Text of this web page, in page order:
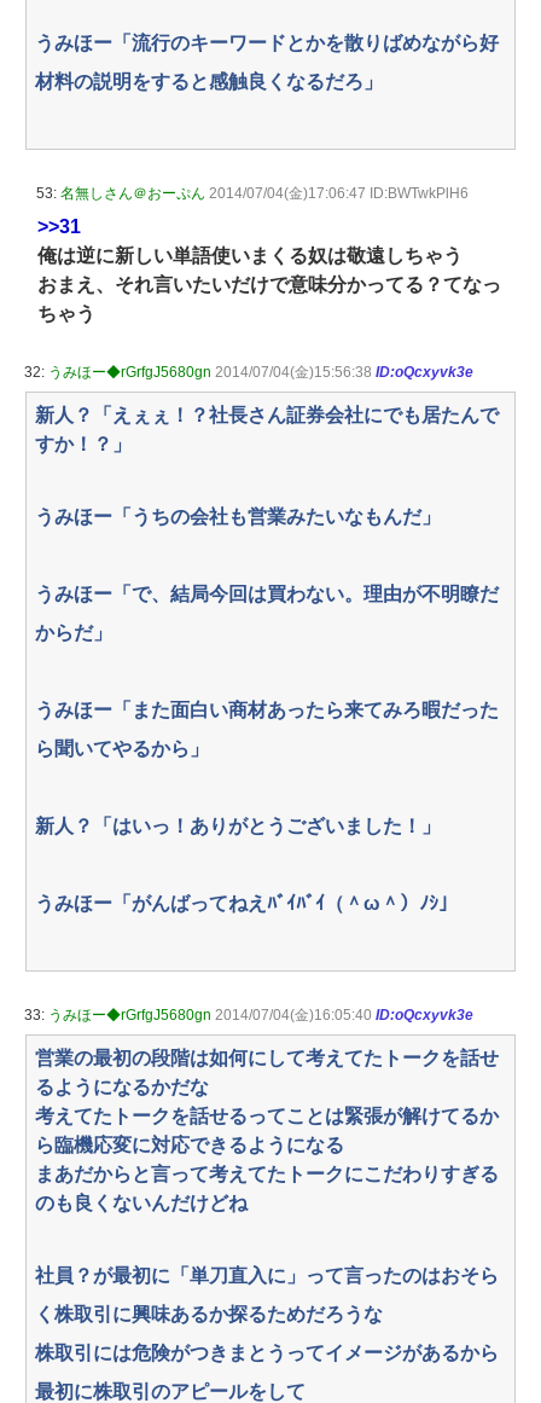
うみほー「流行のキーワードとかを散りばめながら好
材料の説明をすると感触良くなるだろ」
53: 名無しさん＠おーぷん 2014/07/04(金)17:06:47 ID:BWTwkPlH6
>>31
俺は逆に新しい単語使いまくる奴は敬遠しちゃう
おまえ、それ言いたいだけで意味分かってる？てなっ
ちゃう
32: うみほー◆rGrfgJ5680gn 2014/07/04(金)15:56:38 ID:oQcxyvk3e
新人？「えぇぇ！？社長さん証券会社にでも居たんで
すか！？」
うみほー「うちの会社も営業みたいなもんだ」
うみほー「で、結局今回は買わない。理由が不明瞭だ
からだ」
うみほー「また面白い商材あったら来てみろ暇だった
ら聞いてやるから」
新人？「はいっ！ありがとうございました！」
うみほー「がんばってねえﾊﾞｲﾊﾞｲ（＾ω＾）ﾉｼ」
33: うみほー◆rGrfgJ5680gn 2014/07/04(金)16:05:40 ID:oQcxyvk3e
営業の最初の段階は如何にして考えてたトークを話せ
るようになるかだな
考えてたトークを話せるってことは緊張が解けてるか
ら臨機応変に対応できるようになる
まあだからと言って考えてたトークにこだわりすぎる
のも良くないんだけどね
社員？が最初に「単刀直入に」って言ったのはおそら
く株取引に興味あるか探るためだろうな
株取引には危険がつきまとうってイメージがあるから
最初に株取引のアピールをして